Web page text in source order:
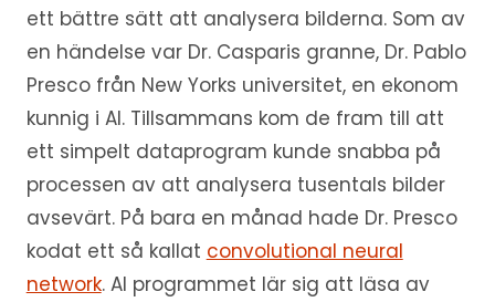
ett bättre sätt att analysera bilderna. Som av
en händelse var Dr. Casparis granne, Dr. Pablo
Presco från New Yorks universitet, en ekonom
kunnig i AI. Tillsammans kom de fram till att
ett simpelt dataprogram kunde snabba på
processen av att analysera tusentals bilder
avsevärt. På bara en månad hade Dr. Presco
kodat ett så kallat convolutional neural
network. AI programmet lär sig att läsa av